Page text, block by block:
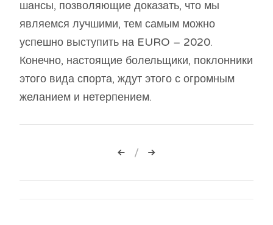
шансы, позволяющие доказать, что мы
являемся лучшими, тем самым можно
успешно выступить на EURO – 2020.
Конечно, настоящие болельщики, поклонники
этого вида спорта, ждут этого с огромным
желанием и нетерпением.
Навигация
по